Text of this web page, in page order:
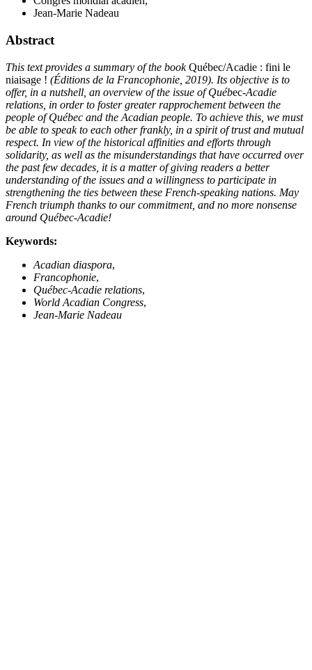
Jean-Marie Nadeau
Abstract
This text provides a summary of the bookQuébec/Acadie : fini le
niaisage ! (Éditions de la Francophonie, 2019). Its objective is to
offer, in a nutshell, an overview of the issue of Québec-Acadie
relations, in order to foster greater rapprochement between the
people of Québec and the Acadian people. To achieve this, we must
be able to speak to each other frankly, in a spirit of trust and mutual
respect. In view of the historical affinities and efforts through
solidarity, as well as the misunderstandings that have occurred over
the past few decades, it is a matter of giving readers a better
understanding of the issues and a willingness to participate in
strengthening the ties between these French-speaking nations. May
French triumph thanks to our commitment, and no more nonsense
around Québec-Acadie!
Keywords:
Acadian diaspora,
Francophonie,
Québec-Acadie relations,
World Acadian Congress,
Jean-Marie Nadeau